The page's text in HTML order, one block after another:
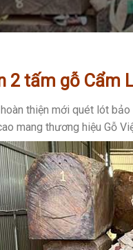
2 tấm gỗ Cẩm
thiện mới quét lót
mang thương hiệu Gỗ